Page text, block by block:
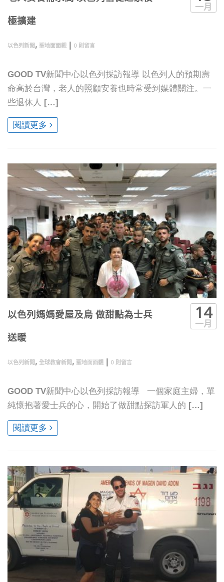
極擴建
以色列新聞, 聖地面面觀 | 0 則留言
一月
GOOD TV新聞中心以色列採訪報導 以色列人的預期壽
命高於台灣，老人的照顧安養也時常受到媒體關注。一
些退休人 […]
閱讀更多
以色列媽媽愛屋及烏 做甜點為士兵
送暖
以色列新聞, 全球教會新聞, 聖地面面觀 | 0 則留言
14
一月
GOOD TV新聞中心以色列採訪報導 一個家庭主婦，單
純懷抱著愛士兵的心，開始了做甜點探訪軍人的 […]
閱讀更多